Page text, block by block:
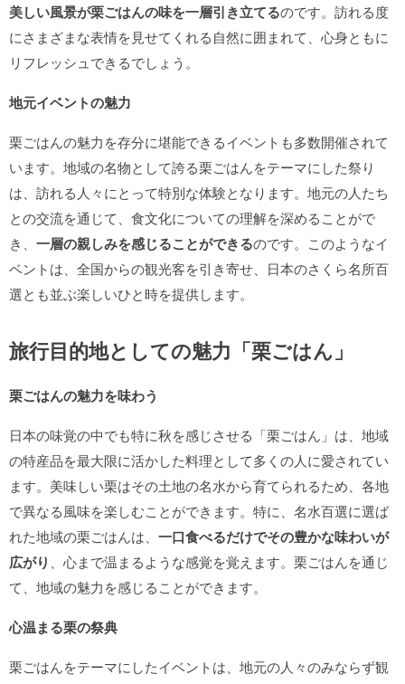
美しい風景が栗ごはんの味を一層引き立てるのです。訪れる度
にさまざまな表情を見せてくれる自然に囲まれて、心身ともに
リフレッシュできるでしょう。
地元イベントの魅力
栗ごはんの魅力を存分に堪能できるイベントも多数開催されて
います。地域の名物として誇る栗ごはんをテーマにした祭り
は、訪れる人々にとって特別な体験となります。地元の人たち
との交流を通じて、食文化についての理解を深めることがで
き、 一層の親しみを感じることができるのです。このようなイ
ベントは、全国からの観光客を引き寄せ、日本のさくら名所百
選とも並ぶ楽しいひと時を提供します。
旅行目的地としての魅力「栗ごはん」
栗ごはんの魅力を味わう
日本の味覚の中でも特に秋を感じさせる「栗ごはん」は、地域
の特産品を最大限に活かした料理として多くの人に愛されてい
ます。美味しい栗はその土地の名水から育てられるため、各地
で異なる風味を楽しむことができます。特に、名水百選に選ば
れた地域の栗ごはんは、 一口食べるだけでその豊かな味わいが
広がり
、心まで温まるような感覚を覚えます。栗ごはんを通じ
て、地域の魅力を感じることができます。
心温まる栗の祭典
栗ごはんをテーマにしたイベントは、地元の人々のみならず観